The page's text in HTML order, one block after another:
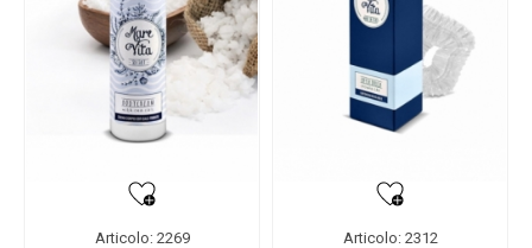
Articolo: 2269 Articolo: 2312